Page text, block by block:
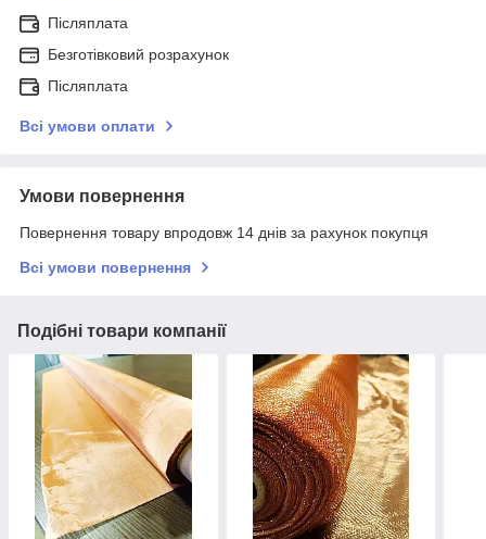
Післяплата
Безготівковий розрахунок
Післяплата
Всі умови оплати
Умови повернення
Повернення товару впродовж 14 днів за рахунок покупця
Всі умови повернення
Подібні товари компанії